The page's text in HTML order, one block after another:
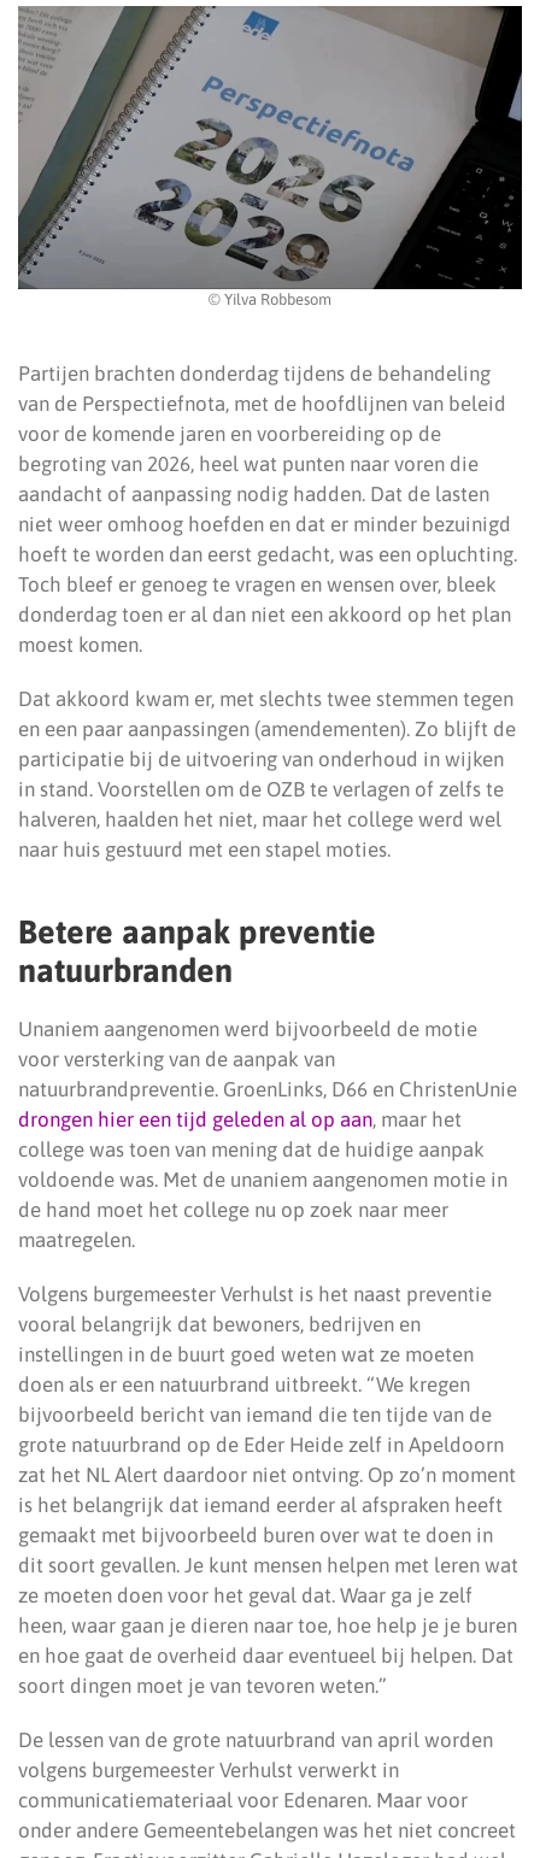
© Yilva Robbesom
Partijen brachten donderdag tijdens de behandeling
van de Perspectiefnota, met de hoofdlijnen van beleid
voor de komende jaren en voorbereiding op de
begroting van 2026, heel wat punten naar voren die
aandacht of aanpassing nodig hadden. Dat de lasten
niet weer omhoog hoefden en dat er minder bezuinigd
hoeft te worden dan eerst gedacht, was een opluchting.
Toch bleef er genoeg te vragen en wensen over, bleek
donderdag toen er al dan niet een akkoord op het plan
moest komen.
Dat akkoord kwam er, met slechts twee stemmen tegen
en een paar aanpassingen (amendementen). Zo blijft de
participatie bij de uitvoering van onderhoud in wijken
in stand. Voorstellen om de OZB te verlagen of zelfs te
halveren, haalden het niet, maar het college werd wel
naar huis gestuurd met een stapel moties.
Betere aanpak preventie
natuurbranden
Unaniem aangenomen werd bijvoorbeeld de motie
voor versterking van de aanpak van
natuurbrandpreventie. GroenLinks, D66 en ChristenUnie
drongen hier een tijd geleden al op aan, maar het
college was toen van mening dat de huidige aanpak
voldoende was. Met de unaniem aangenomen motie in
de hand moet het college nu op zoek naar meer
maatregelen.
Volgens burgemeester Verhulst is het naast preventie
vooral belangrijk dat bewoners, bedrijven en
instellingen in de buurt goed weten wat ze moeten
doen als er een natuurbrand uitbreekt. “We kregen
bijvoorbeeld bericht van iemand die ten tijde van de
grote natuurbrand op de Eder Heide zelf in Apeldoorn
zat het NL Alert daardoor niet ontving. Op zo’n moment
is het belangrijk dat iemand eerder al afspraken heeft
gemaakt met bijvoorbeeld buren over wat te doen in
dit soort gevallen. Je kunt mensen helpen met leren wat
ze moeten doen voor het geval dat. Waar ga je zelf
heen, waar gaan je dieren naar toe, hoe help je je buren
en hoe gaat de overheid daar eventueel bij helpen. Dat
soort dingen moet je van tevoren weten.”
De lessen van de grote natuurbrand van april worden
volgens burgemeester Verhulst verwerkt in
communicatiemateriaal voor Edenaren. Maar voor
onder andere Gemeentebelangen was het niet concreet